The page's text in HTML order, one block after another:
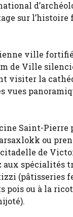
sur l’histoire
ville
de Ville
visiter la
vues
Saint-Pierre
ou
citadelle de
aux spécialités
(pâtisseries
pois ou à la